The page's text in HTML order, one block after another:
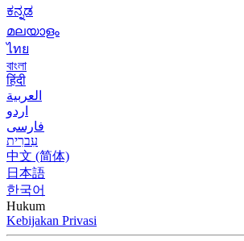
ಕನ್ನಡ
മലയാളം
ไทย
বাংলা
हिंदी
العربية
اردو
فارسی
עִברִית
中文 (简体)
日本語
한국어
Hukum
Kebijakan Privasi